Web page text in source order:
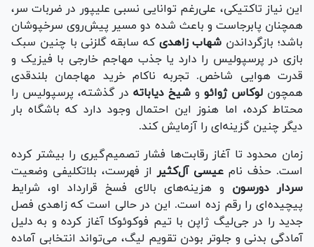
این نیاز تاکتیکی، علی‌رغم توانایی نسبی علیپور در ضربات سر،
همچنان پابرجاست و باعث شده دو مسیر پیش‌روی سرخپوشان
باشد؛ بازگرداندن شهاب زاهدی که سابقه گلزنی با چنین سبک
بازی در پرسپولیس را دارد یا جذب مهاجم خارجی با فیزیک و
قدرت هوایی شاخص. تجربه ناکام خرید مهاجمان بلندقدی
همچون لوکاس ژوائو و شیخ دیاباته در گذشته، پرسپولیس را
محتاط کرده، اما هنوز این احتمال وجود دارد که باشگاه بار
دیگر چنین گزینه‌ای را آزمایش کند.
زمان محدود تا آغاز رقابت‌ها فشار تصمیم‌گیری را بیشتر کرده
است. حذف نام عیسی آل‌کثیر از فهرست، بلاتکلیفی وضعیت
سردار دورسون و هزینه‌های بالای فسخ قرارداد او، شرایط
پیچیده‌ای را رقم زده است. این در حالی است که زاهدی فصل
جدید را در جی‌لیگ ژاپن با تیم فوکوئوکا آغاز کرده و به دلیل
آمادگی بدنی و جلوتر بودن تقویم لیگ، می‌تواند انتخابی آماده